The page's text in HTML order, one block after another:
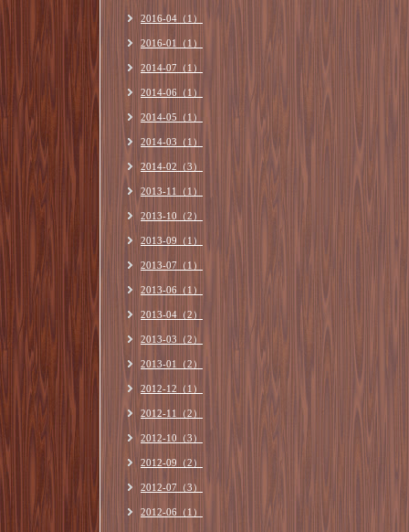
2016-04（1）
2016-01（1）
2014-07（1）
2014-06（1）
2014-05（1）
2014-03（1）
2014-02（3）
2013-11（1）
2013-10（2）
2013-09（1）
2013-07（1）
2013-06（1）
2013-04（2）
2013-03（2）
2013-01（2）
2012-12（1）
2012-11（2）
2012-10（3）
2012-09（2）
2012-07（3）
2012-06（1）